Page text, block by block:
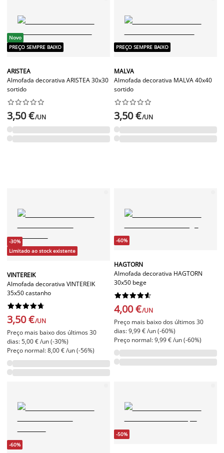
Novo
PREÇO SEMPRE BAIXO
ARISTEA
Almofada decorativa ARISTEA 30x30
sortido






3,50 €/UN
PREÇO SEMPRE BAIXO
MALVA
Almofada decorativa MALVA 40x40
sortido






3,50 €/UN
-30%
Limitado ao stock existente
VINTEREIK
Almofada decorativa VINTEREIK
35x50 castanho






3,50 €/UN
Preço mais baixo dos últimos 30
dias: 5,00 € /un (-30%)
Preço normal: 8,00 € /un (-56%)
-60%
HAGTORN
Almofada decorativa HAGTORN
30x50 bege






4,00 €/UN
Preço mais baixo dos últimos 30
dias: 9,99 € /un (-60%)
Preço normal: 9,99 € /un (-60%)
-60%
-50%